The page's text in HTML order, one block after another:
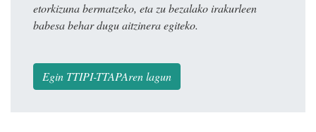
etorkizuna bermatzeko, eta zu bezalako irakurleen
babesa behar dugu aitzinera egiteko.
Egin TTIPI-TTAPAren lagun